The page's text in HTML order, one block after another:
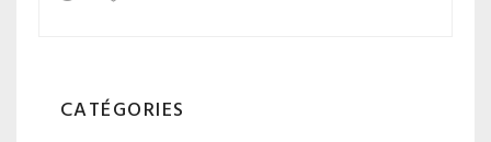
CATÉGORIES